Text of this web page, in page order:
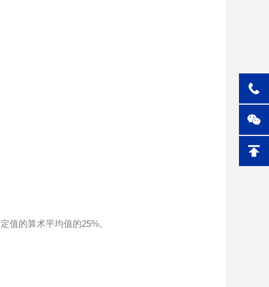
值的算术平均值的25%。